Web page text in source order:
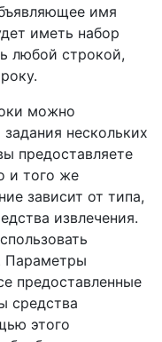
имя
иметь набор
любой строкой,
можно
нескольких
предоставляете
и того же
зависит от типа,
извлечения.
Параметры
предоставленные
средства
этого